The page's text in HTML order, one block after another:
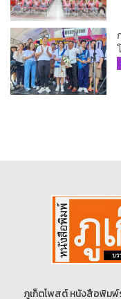
ภูเก็ตโพสต์ หนังสือพิมพ์